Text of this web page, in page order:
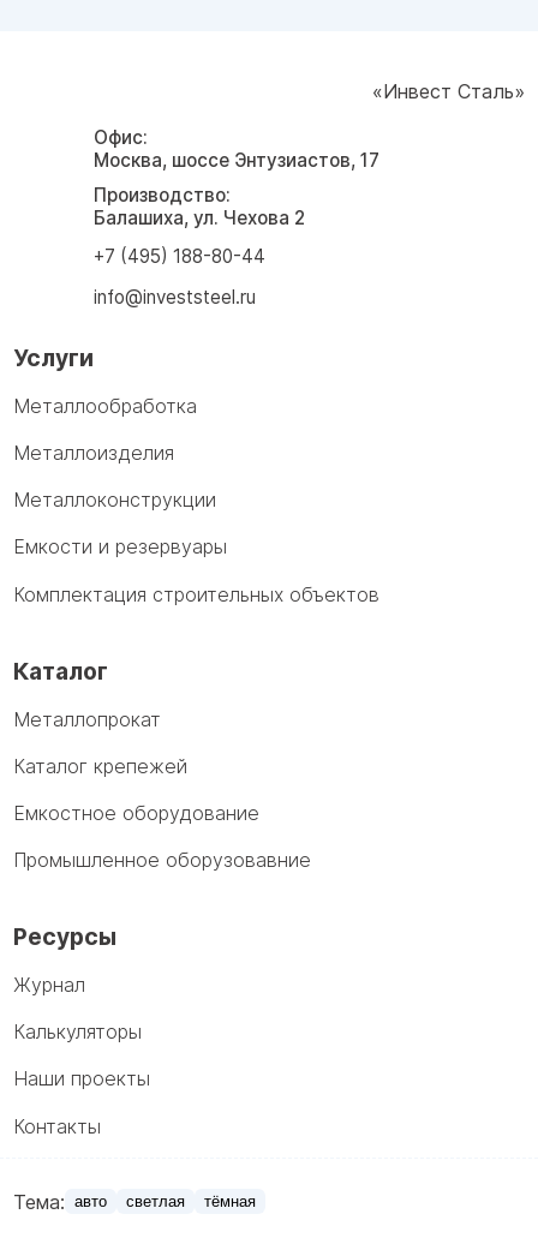
«Инвест Сталь»
Офис:
Москва, шоссе Энтузиастов, 17
Производство:
Балашиха, ул. Чехова 2
+7 (495) 188-80-44
info@investsteel.ru
Услуги
Металлообработка
Металлоизделия
Металлоконструкции
Емкости и резервуары
Комплектация строительных объектов
Каталог
Металлопрокат
Каталог крепежей
Емкостное оборудование
Промышленное оборузовавние
Ресурсы
Журнал
Калькуляторы
Наши проекты
Контакты
Тема: авто светлая тёмная